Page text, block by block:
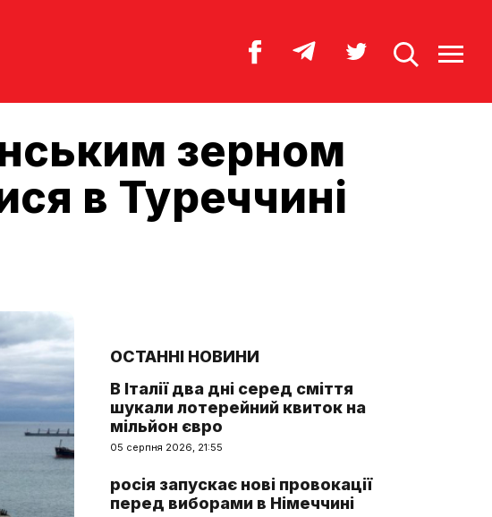
зерном
в Туреччині
ОСТАННІ НОВИНИ
В Італії два дні серед сміття
шукали лотерейний квиток на
мільйон євро
05 серпня 2026, 21:55
росія запускає нові провокації
перед виборами в Німеччині